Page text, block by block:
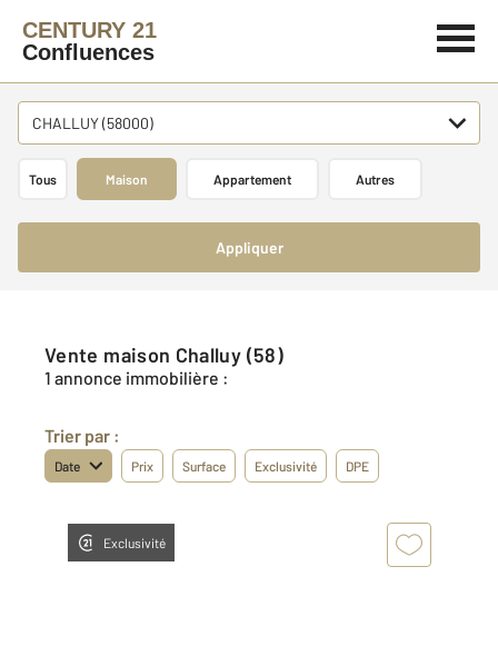
CENTURY 21
Confluences
CHALLUY (58000)
Tous Maison Appartement Autres
Appliquer
Vente maison Challuy (58)
1 annonce immobilière :
Trier par :
Date Prix Surface Exclusivité DPE
Exclusivité